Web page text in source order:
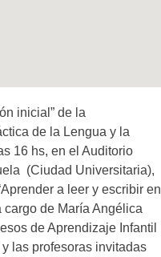
inicial” de la
de la Lengua y la
16 hs, en el Auditorio
(Ciudad Universitaria),
a leer y escribir en
cargo de María Angélica
de Aprendizaje Infantil
las profesoras invitadas